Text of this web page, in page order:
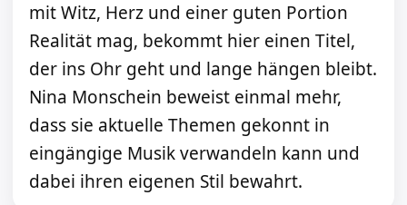
mit Witz, Herz und einer guten Portion
Realität mag, bekommt hier einen Titel,
der ins Ohr geht und lange hängen bleibt.
Nina Monschein beweist einmal mehr,
dass sie aktuelle Themen gekonnt in
eingängige Musik verwandeln kann und
dabei ihren eigenen Stil bewahrt.